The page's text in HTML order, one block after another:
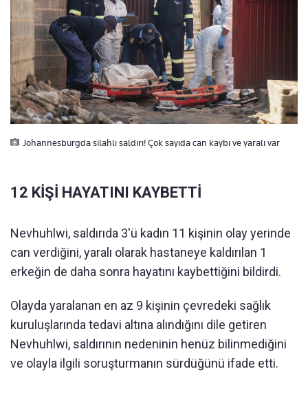
Johannesburgda silahlı saldırı! Çok sayıda can kaybı ve yaralı var
12 KİŞİ HAYATINI KAYBETTİ
Nevhuhlwi, saldırıda 3'ü kadın 11 kişinin olay yerinde
can verdiğini, yaralı olarak hastaneye kaldırılan 1
erkeğin de daha sonra hayatını kaybettiğini bildirdi.
Olayda yaralanan en az 9 kişinin çevredeki sağlık
kuruluşlarında tedavi altına alındığını dile getiren
Nevhuhlwi, saldırının nedeninin henüz bilinmediğini
ve olayla ilgili soruşturmanın sürdüğünü ifade etti.